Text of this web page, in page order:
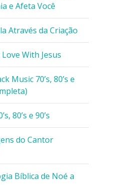
e Afeta Você
Através da Criação
With Jesus
Music 70’s, 80’s e
80’s e 90’s
do Cantor
Bíblica de Noé a